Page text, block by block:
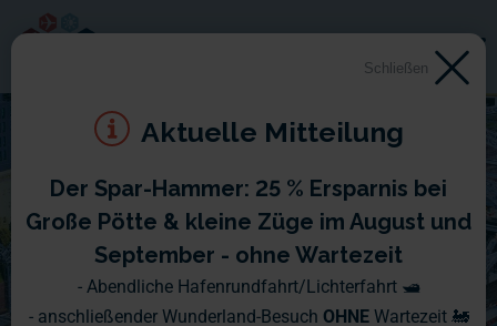
Schließen
Aktuelle Mitteilung
Der Spar-Hammer: 25 % Ersparnis bei
Große Pötte & kleine Züge im August und
September - ohne Wartezeit
- Abendliche Hafenrundfahrt/Lichterfahrt 🛥️
- anschließender Wunderland-Besuch OHNE Wartezeit 🚂